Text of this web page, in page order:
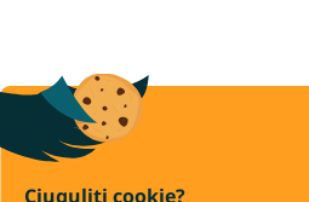
Ciuguliți cookie?